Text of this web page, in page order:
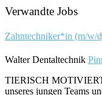
Verwandte Jobs
Zahntechniker*in (m/w/
Walter Dentaltechnik
TIERISCH
unseres jungen Teams